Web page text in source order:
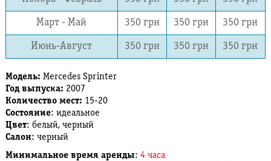
Март - Май 350 грн 350 грн 350 грн
Июнь-Август 350 грн 350 грн 350 грн
Модель: Mercedes Sprinter
Год выпуска: 2007
Количество мест: 15-20
Состояние: идеальное
Цвет: белый, черный
Салон: черный
Минимальное время аренды: 4 часа